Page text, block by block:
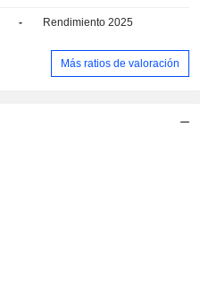
- Rendimiento 2025
Más ratios de valoración